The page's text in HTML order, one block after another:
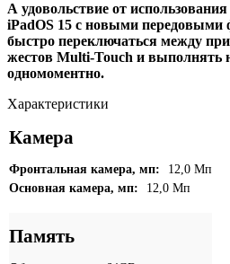
А удовольствие от
iPadOS 15 с новыми
быстро переключаться между
жестов Multi‑Touch и выполнять
одномоментно.
Характеристики
Камера
Фронтальная камера, мп:
12,0 Мп
Основная камера, мп:
12,0 Мп
Память